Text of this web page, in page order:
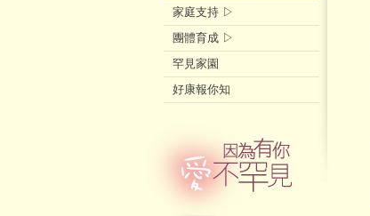
家庭支持 ▷
團體育成 ▷
罕見家園
好康報你知